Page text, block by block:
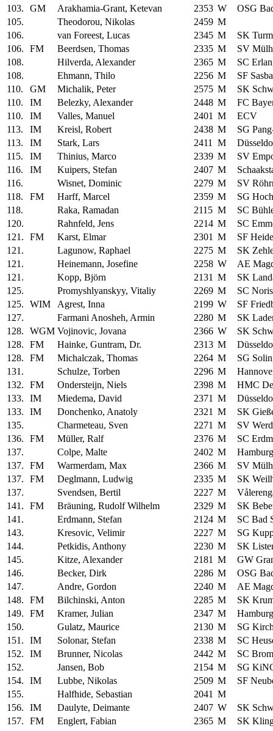
103.
GM Arakhamia-Grant, Ketevan 2353 W
OSG
105.
Theodorou, Nikolas 2459 M
106.
van Foreest, Lucas 2345 M
SK
106.
FM Beerdsen, Thomas 2335 M
SV
108.
Hilverda, Alexander 2365 M
SC
108.
Ehmann, Thilo 2256 M
SF
110.
GM Michalik, Peter 2575 M
SK
110.
IM Belezky, Alexander 2448 M
FC
110.
IM Valles, Manuel 2401 M
ECV
113.
IM Kreisl, Robert 2438 M
SG
113.
IM Stark, Lars 2411 M
115.
IM Thinius, Marco 2339 M
SV
116.
IM Kuipers, Stefan 2407 M
116.
Wisnet, Dominic 2279 M
SV
118.
FM Harff, Marcel 2359 M
SG
118.
Raka, Ramadan 2115 M
SC
120.
Rahnfeld, Jens 2214 M
SC
121.
FM Karst, Elmar 2301 M
SF
121.
Lagunow, Raphael 2275 M
SK
121.
Heinemann, Josefine 2258 W
AE
121.
Kopp, Björn 2131 M
SK
125.
Promyshlyanskyy, Vitaliy 2269 M
SC
125.
WIM Agrest, Inna 2199 W
SF
127.
Farmani Anosheh, Armin 2280 M
SK
128.
WGM Vojinovic, Jovana 2366 W
SK
128.
FM Hainke, Guntram, Dr. 2313 M
128.
FM Michalczak, Thomas 2264 M
SG
131.
Schulze, Torben 2296 M
132.
FM Ondersteijn, Niels 2398 M
HMC
133.
IM Miedema, David 2371 M
133.
IM Donchenko, Anatoly 2321 M
SK
135.
Charmeteau, Sven 2271 M
SV
136.
FM Müller, Ralf 2376 M
SC
137.
Colpe, Malte 2402 M
137.
FM Warmerdam, Max 2366 M
SV
137.
FM Deglmann, Ludwig 2335 M
SK
137.
Svendsen, Bertil 2227 M
141.
FM Bräuning, Rudolf Wilhelm 2329 M
SK
141.
Erdmann, Stefan 2124 M
SC Bad
143.
Kresovic, Velimir 2227 M
SG
144.
Petkidis, Anthony 2230 M
SK
145.
Kitze, Alexander 2181 M
GW
146.
Becker, Dirk 2286 M
OSG
147.
Andre, Gordon 2240 M
AE
148.
FM Bilchinski, Anton 2285 M
SK
149.
FM Kramer, Julian 2347 M
150.
Gulatz, Maurice 2130 M
SG
151.
IM Solonar, Stefan 2338 M
SC
152.
IM Brunner, Nicolas 2442 M
SC
152.
Jansen, Bob 2154 M
SG
154.
IM Lubbe, Nikolas 2509 M
SF
155.
Halfhide, Sebastian 2041 M
156.
IM Daulyte, Deimante 2407 W
SK
157.
FM Englert, Fabian 2365 M
SK